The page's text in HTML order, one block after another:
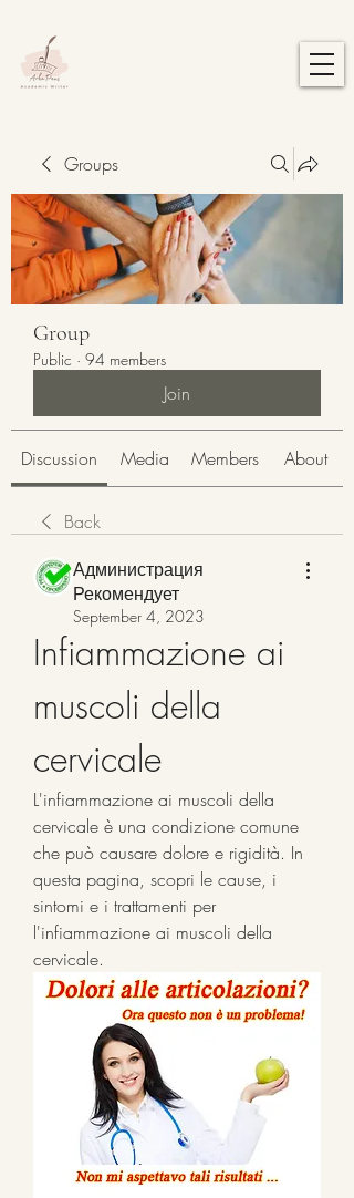
Groups
Group
Public · 94 members
Join
Discussion Media Members About
Back
Администрация
Рекомендует
September 4, 2023
Infiammazione ai
muscoli della
cervicale
L'infiammazione ai muscoli della
cervicale è una condizione comune
che può causare dolore e rigidità. In
questa pagina, scopri le cause, i
sintomi e i trattamenti per
l'infiammazione ai muscoli della
cervicale.